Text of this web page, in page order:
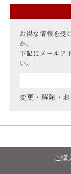
お得な情報を受
か。
下記にメールア
い。
変更・解除・
ご購